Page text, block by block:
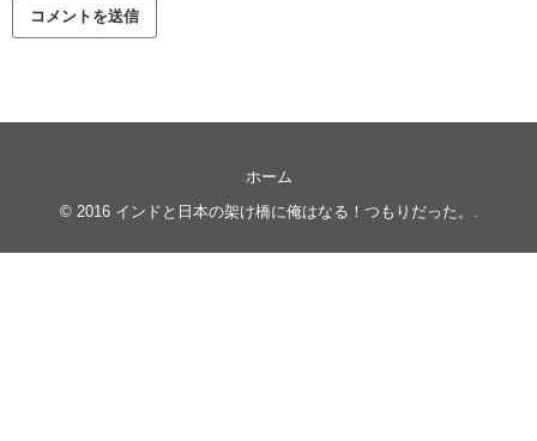
ホーム
© 2016 インドと日本の架け橋に俺はなる！つもりだった。 .